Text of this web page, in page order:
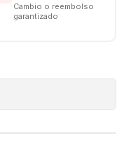
Cambio o reembolso
garantizado